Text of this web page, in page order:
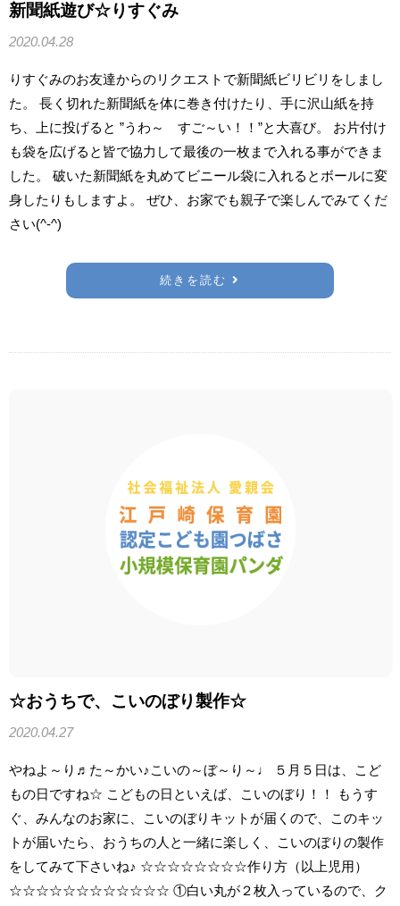
新聞紙遊び☆りすぐみ
2020.04.28
りすぐみのお友達からのリクエストで新聞紙ビリビリをしまし
た。 長く切れた新聞紙を体に巻き付けたり、手に沢山紙を持
ち、上に投げると ”うわ～ すご～い！！”と大喜び。 お片付け
も袋を広げると皆で協力して最後の一枚まで入れる事ができま
した。 破いた新聞紙を丸めてビニール袋に入れるとボールに変
身したりもしますよ。 ぜひ、お家でも親子で楽しんでみてくだ
さい(^-^)
続きを読む
☆おうちで、こいのぼり製作☆
2020.04.27
やねよ～り♬た～かい♪こいの～ぼ～り～♩ ５月５日は、こど
もの日ですね☆ こどもの日といえば、こいのぼり！！ もうす
ぐ、みんなのお家に、こいのぼりキットが届くので、このキッ
トが届いたら、おうちの人と一緒に楽しく、こいのぼりの製作
をしてみて下さいね♪ ☆☆☆☆☆☆☆☆作り方（以上児用）
☆☆☆☆☆☆☆☆☆☆☆☆ ①白い丸が２枚入っているので、ク